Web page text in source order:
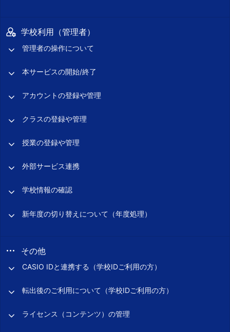
学校利用（管理者）
管理者の操作について
本サービスの開始/終了
アカウントの登録や管理
クラスの登録や管理
授業の登録や管理
外部サービス連携
学校情報の確認
新年度の切り替えについて（年度処理）
その他
CASIO IDと連携する（学校IDご利用の方）
転出後のご利用について（学校IDご利用の方）
ライセンス（コンテンツ）の管理